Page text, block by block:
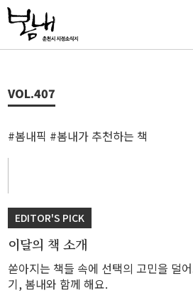
VOL.407
#봄내픽 #봄내가 추천하는 책
EDITOR'S PICK
이달의 책 소개
쏟아지는 책들 속에 선택의 고민을 덜
기, 봄내와 함께 해요.